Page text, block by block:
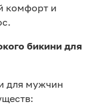
комфорт и
бикини для
для мужчин